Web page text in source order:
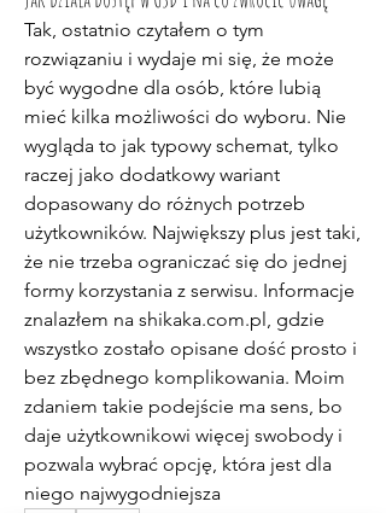
Tak, ostatnio czytałem o tym
rozwiązaniu i wydaje mi się, że może
być wygodne dla osób, które lubią
mieć kilka możliwości do wyboru. Nie
wygląda to jak typowy schemat, tylko
raczej jako dodatkowy wariant
dopasowany do różnych potrzeb
użytkowników. Największy plus jest taki,
że nie trzeba ograniczać się do jednej
formy korzystania z serwisu. Informacje
znalazłem na shikaka.com.pl, gdzie
wszystko zostało opisane dość prosto i
bez zbędnego komplikowania. Moim
zdaniem takie podejście ma sens, bo
daje użytkownikowi więcej swobody i
pozwala wybrać opcję, która jest dla
niego najwygodniejsza